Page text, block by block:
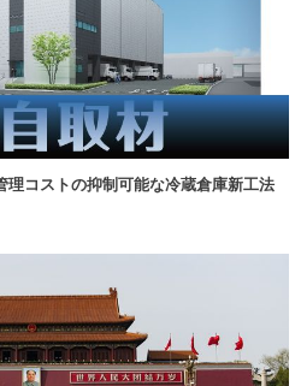
理コストの抑制可能な冷蔵倉庫新工法